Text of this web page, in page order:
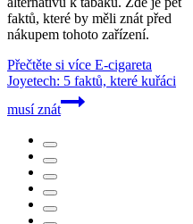
faktů, které by měli znát před
nákupem tohoto zařízení.
Přečtěte si více E-cigareta
Joyetech: 5 faktů, které kuřáci
musí znát